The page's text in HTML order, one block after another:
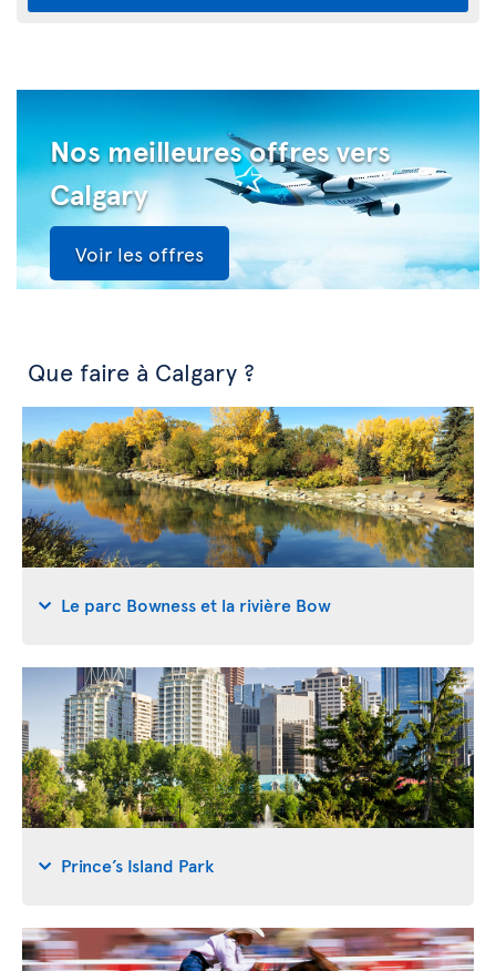
Nos meilleures offres vers
Calgary
Voir les offres
Que faire à Calgary ?
Le parc Bowness et la rivière Bow
Prince’s Island Park